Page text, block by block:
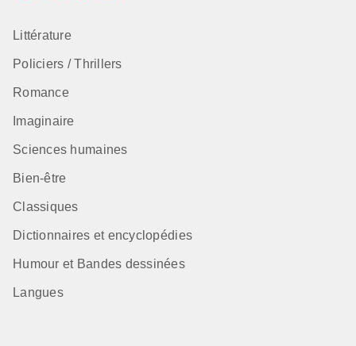
Littérature
Policiers / Thrillers
Romance
Imaginaire
Sciences humaines
Bien-être
Classiques
Dictionnaires et encyclopédies
Humour et Bandes dessinées
Langues